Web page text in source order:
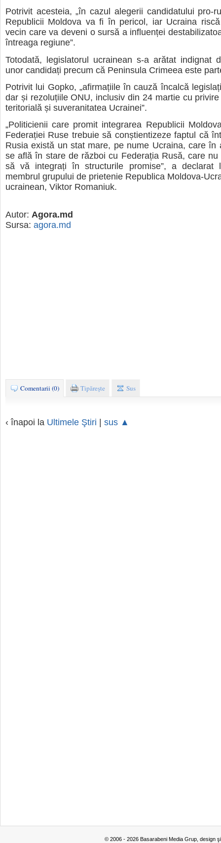
Potrivit acesteia, „în cazul alegerii candidatului pro-
Republicii Moldova va fi în pericol, iar Ucraina
vecin care va deveni o sursă a influenței
întreaga regiune”.
Totodată, legislatorul ucrainean s-a arătat indignat
unor candidați precum că Peninsula Crimeea este
Potrivit lui Gopko, „afirmațiile în cauză încalcă
dar și rezoluțiile ONU, inclusiv din 24 martie cu
teritorială și suveranitatea Ucrainei”.
„Politicienii care promit integrarea Republicii
Federației Ruse trebuie să conștientizeze faptul că
Rusia există un stat mare, pe nume Ucraina, care în
se află în stare de război cu Federația Rusă, care
să vă integrați în structurile promise”, a declarat
membrul grupului de prietenie Republica Moldova-
ucrainean, Viktor Romaniuk.
Autor: Agora.md
Sursa: agora.md
Comentarii (0) Tipăreşte Sus
‹ înapoi la Ultimele Ştiri | sus ▲
© 2006 - 2026 Basarabeni Media Grup, design